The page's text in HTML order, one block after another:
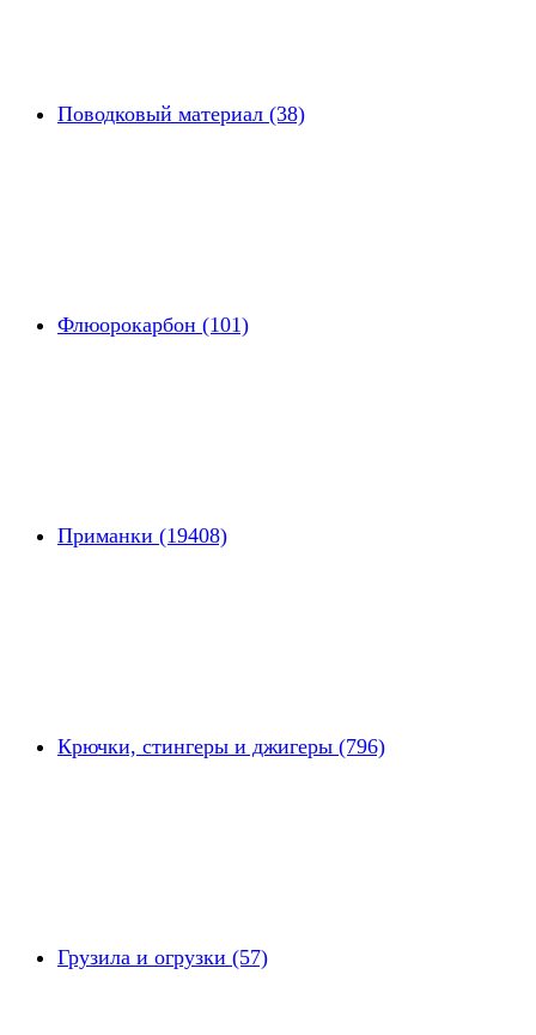
Поводковый материал (38)
Флюорокарбон (101)
Приманки (19408)
Крючки, стингеры и джигеры (796)
Грузила и огрузки (57)